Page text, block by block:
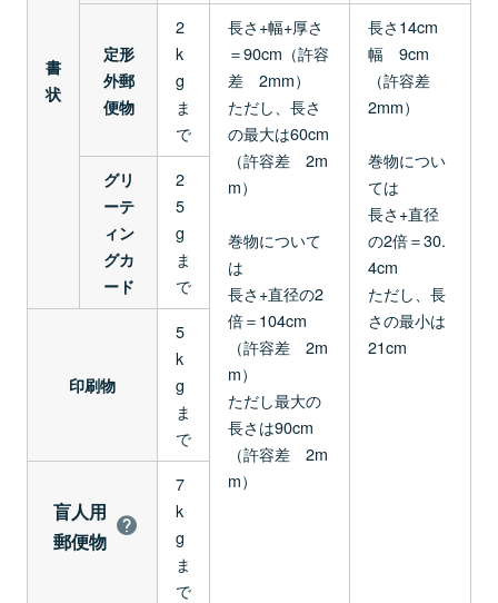
書
状
定形
外郵
便物
2
k
g
ま
で
長さ+幅+厚さ
＝90cm（許容
差 2mm）
ただし、長さ
の最大は60cm
（許容差 2m
m）
巻物について
は
長さ+直径の2
倍＝104cm
（許容差 2m
m）
ただし最大の
長さは90cm
（許容差 2m
m）
長さ14cm
幅 9cm
（許容差
2mm）
巻物につい
ては
長さ+直径
の2倍＝30.
4cm
ただし、長
さの最小は
21cm
グリ
ーテ
ィン
グカ
ード
2
5
g
ま
で
印刷物
5
k
g
ま
で
盲人用
郵便物
7
k
g
ま
で